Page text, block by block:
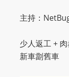
主持：
少人返工 +
新車劏舊車